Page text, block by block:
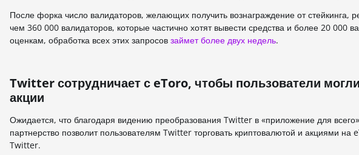
После форка число валидаторов, желающих получить вознаграждение от стейкинга,
чем 360 000 валидаторов, которые частично хотят вывести средства и более 20 000
оценкам, обработка всех этих запросов займет более двух недель.
Twitter сотрудничает с eToro, чтобы пользователи
акции
Ожидается, что благодаря видению преобразования Twitter в «приложение для
партнерство позволит пользователям Twitter торговать криптовалютой и акциями на
Twitter.